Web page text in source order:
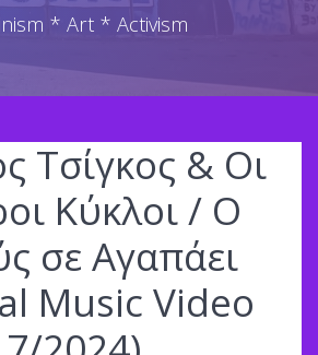
* Art * Activism
Τσίγκος & Οι
Κύκλοι / Ο
σε Αγαπάει
Music Video